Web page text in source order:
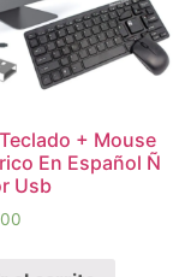
+ Mouse
En Español Ñ
Usb